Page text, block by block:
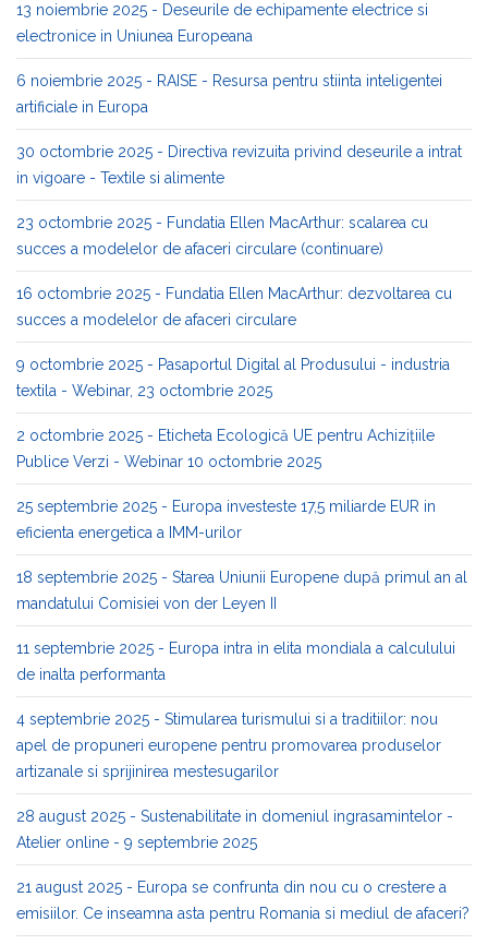
13 noiembrie 2025 - Deseurile de echipamente electrice si
electronice in Uniunea Europeana
6 noiembrie 2025 - RAISE - Resursa pentru stiinta inteligentei
artificiale in Europa
30 octombrie 2025 - Directiva revizuita privind deseurile a intrat
in vigoare - Textile si alimente
23 octombrie 2025 - Fundatia Ellen MacArthur: scalarea cu
succes a modelelor de afaceri circulare (continuare)
16 octombrie 2025 - Fundatia Ellen MacArthur: dezvoltarea cu
succes a modelelor de afaceri circulare
9 octombrie 2025 - Pasaportul Digital al Produsului - industria
textila - Webinar, 23 octombrie 2025
2 octombrie 2025 - Eticheta Ecologică UE pentru Achizițiile
Publice Verzi - Webinar 10 octombrie 2025
25 septembrie 2025 - Europa investeste 17,5 miliarde EUR in
eficienta energetica a IMM-urilor
18 septembrie 2025 - Starea Uniunii Europene după primul an al
mandatului Comisiei von der Leyen II
11 septembrie 2025 - Europa intra in elita mondiala a calculului
de inalta performanta
4 septembrie 2025 - Stimularea turismului si a traditiilor: nou
apel de propuneri europene pentru promovarea produselor
artizanale si sprijinirea mestesugarilor
28 august 2025 - Sustenabilitate in domeniul ingrasamintelor -
Atelier online - 9 septembrie 2025
21 august 2025 - Europa se confrunta din nou cu o crestere a
emisiilor. Ce inseamna asta pentru Romania si mediul de afaceri?